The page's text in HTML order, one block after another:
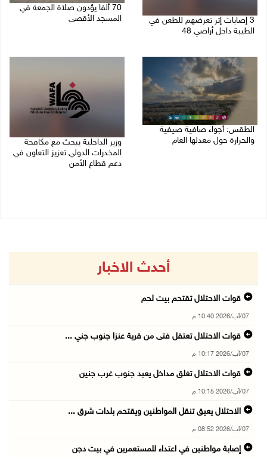
3 إصابات إثر تعرضهم للطعن في
الطيبة داخل أراضي 48
70 ألفا يؤدون صلاة الجمعة في
المسجد الأقصى
الطقس: أجواء صافية صيفية
والحرارة حول معدلها العام
وزير الداخلية يبحث مع مكافحة
المخدرات الدولي تعزيز التعاون في
دعم قطاع الأمن
أحدث الاخبار
قوات الاحتلال تقتحم بيت لحم
07/آب/2026 10:40 م
قوات الاحتلال تعتقل فتى من قرية عنزا جنوب جني ...
07/آب/2026 10:17 م
قوات الاحتلال تغلق مداخل يعبد جنوب غرب جنين
07/آب/2026 10:15 م
الاحتلال يعيق تنقل المواطنين ويقتحم بلدات شرق ...
07/آب/2026 08:52 م
إصابة مواطنين في اعتداء للمستعمرين في بيت دجن